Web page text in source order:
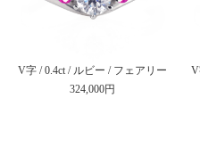
V字 / 0.4ct / ルビー / フェアリー
324,000円
V